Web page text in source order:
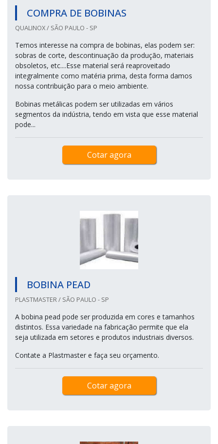
COMPRA DE BOBINAS
QUALINOX / SÃO PAULO - SP
Temos interesse na compra de bobinas, elas podem ser:
sobras de corte, descontinuação da produção, materiais
obsoletos, etc....Esse material será reaproveitado
integralmente como matéria prima, desta forma damos
nossa contribuição para o meio ambiente.
Bobinas metálicas podem ser utilizadas em vários
segmentos da indústria, tendo em vista que esse material
pode...
Cotar agora
BOBINA PEAD
PLASTMASTER / SÃO PAULO - SP
A bobina pead pode ser produzida em cores e tamanhos
distintos. Essa variedade na fabricação permite que ela
seja utilizada em setores e produtos industriais diversos.
Contate a Plastmaster e faça seu orçamento.
Cotar agora